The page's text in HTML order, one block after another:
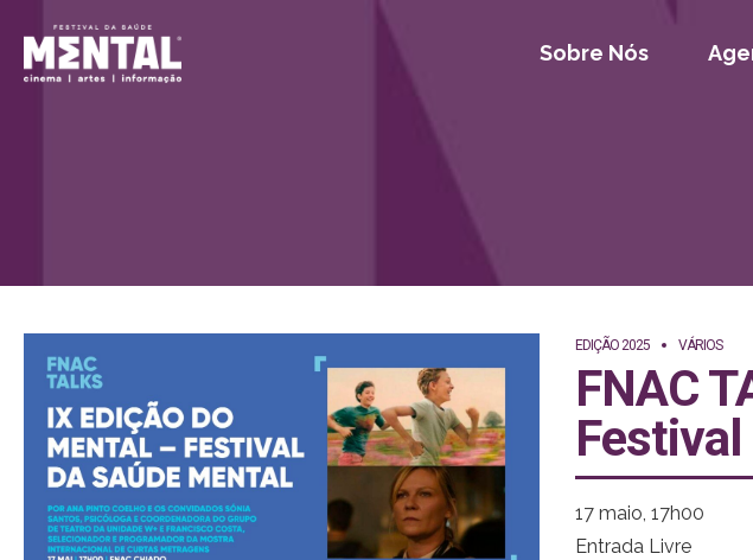
Sobre Nós
EDIÇÃO 2025 VÁRIOS
FNAC
Festival
17 maio, 17h00
Entrada Livre